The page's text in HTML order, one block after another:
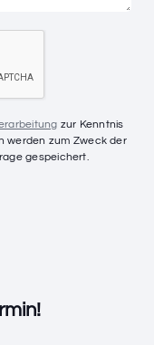
zur Kenntnis
werden zum Zweck der
gespeichert.